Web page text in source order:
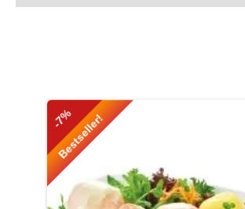
Produktgalerie überspringen
-7%
Bestseller!